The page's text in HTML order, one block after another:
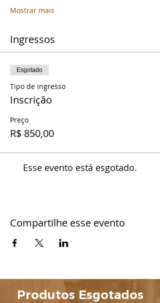
Mostrar mais
Ingressos
Esgotado
Tipo de ingresso
Inscrição
Preço
R$ 850,00
Esse evento está esgotado.
Compartilhe esse evento
Produtos Esgotados